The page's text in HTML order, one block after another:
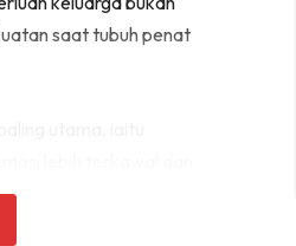
saat tubuh penat